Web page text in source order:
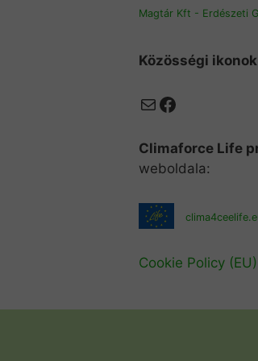
Magtár Kft - Erdészeti
Közösségi ikonok
MailFacebook
Climaforce Life
weboldala:
Cookie Policy (EU)